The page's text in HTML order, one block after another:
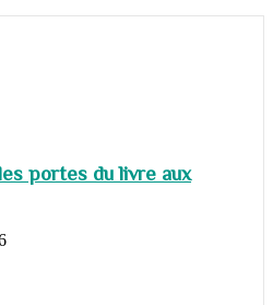
portes du livre aux